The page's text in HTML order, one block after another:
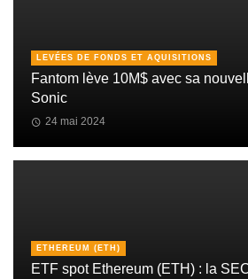
LEVÉES DE FONDS ET AQUISITIONS
Fantom lève 10M$ avec sa
Sonic
24 mai 2024
ETHEREUM (ETH)
ETF spot Ethereum (ETH) : la